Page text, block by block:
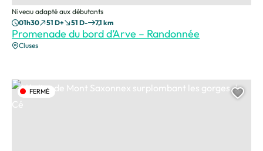
Promenade du bord d’Arve – Randonnée
Niveau adapté aux débutants
Cluses
01h30 51 D+ 51 D- 7,1 km
L'église de Mont Saxonnex surplombant les gorges du Cé, © CAMT
FERMÉ